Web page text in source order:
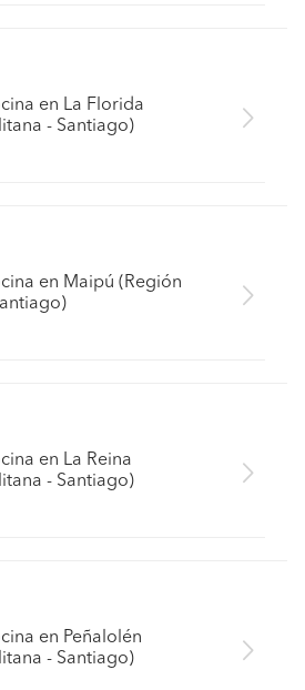
en La Florida
- Santiago)
en Maipú (Región
en La Reina
- Santiago)
en Peñalolén
- Santiago)